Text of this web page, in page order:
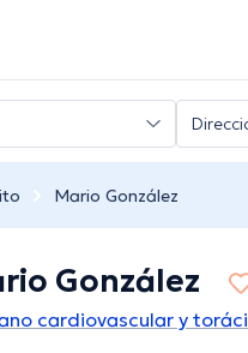
Mario González
González
cardiovascular y